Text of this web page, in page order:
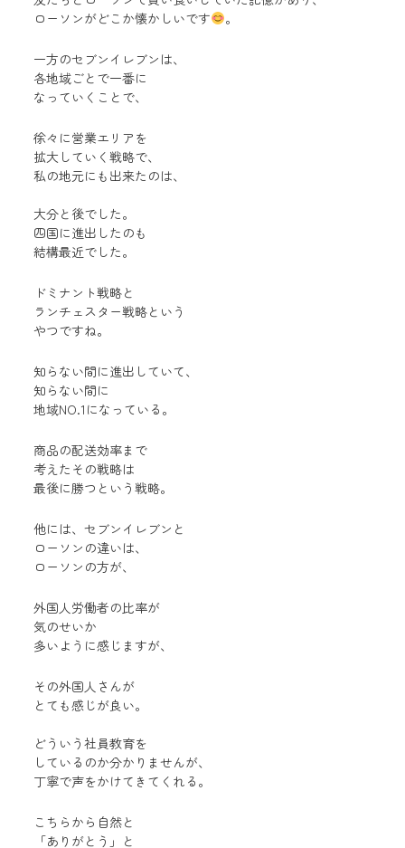
ローソンがどこか懐かしいです
。
一方のセブンイレブンは、
各地域ごとで一番に
なっていくことで、
徐々に営業エリアを
拡大していく戦略で、
私の地元にも出来たのは、
大分と後でした。
四国に進出したのも
結構最近でした。
ドミナント戦略と
ランチェスター戦略という
やつですね。
知らない間に進出していて、
知らない間に
地域NO.1になっている。
商品の配送効率まで
考えたその戦略は
最後に勝つという戦略。
他には、セブンイレブンと
ローソンの違いは、
ローソンの方が、
外国人労働者の比率が
気のせいか
多いように感じますが、
その外国人さんが
とても感じが良い。
どういう社員教育を
しているのか分かりませんが、
丁寧で声をかけてきてくれる。
こちらから自然と
「ありがとう」と